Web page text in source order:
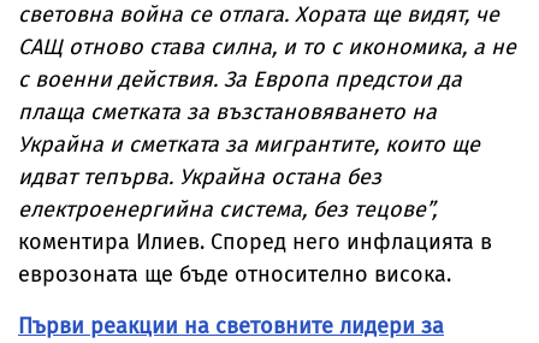
световна война се отлага. Хората ще видят, че
САЩ отново става силна, и то с икономика, а не
с военни действия. За Европа предстои да
плаща сметката за възстановяването на
Украйна и сметката за мигрантите, които ще
идват тепърва. Украйна остана без
електроенергийна система, без тецове”,
коментира Илиев. Според него инфлацията в
еврозоната ще бъде относително висока.
Първи реакции на световните лидери за